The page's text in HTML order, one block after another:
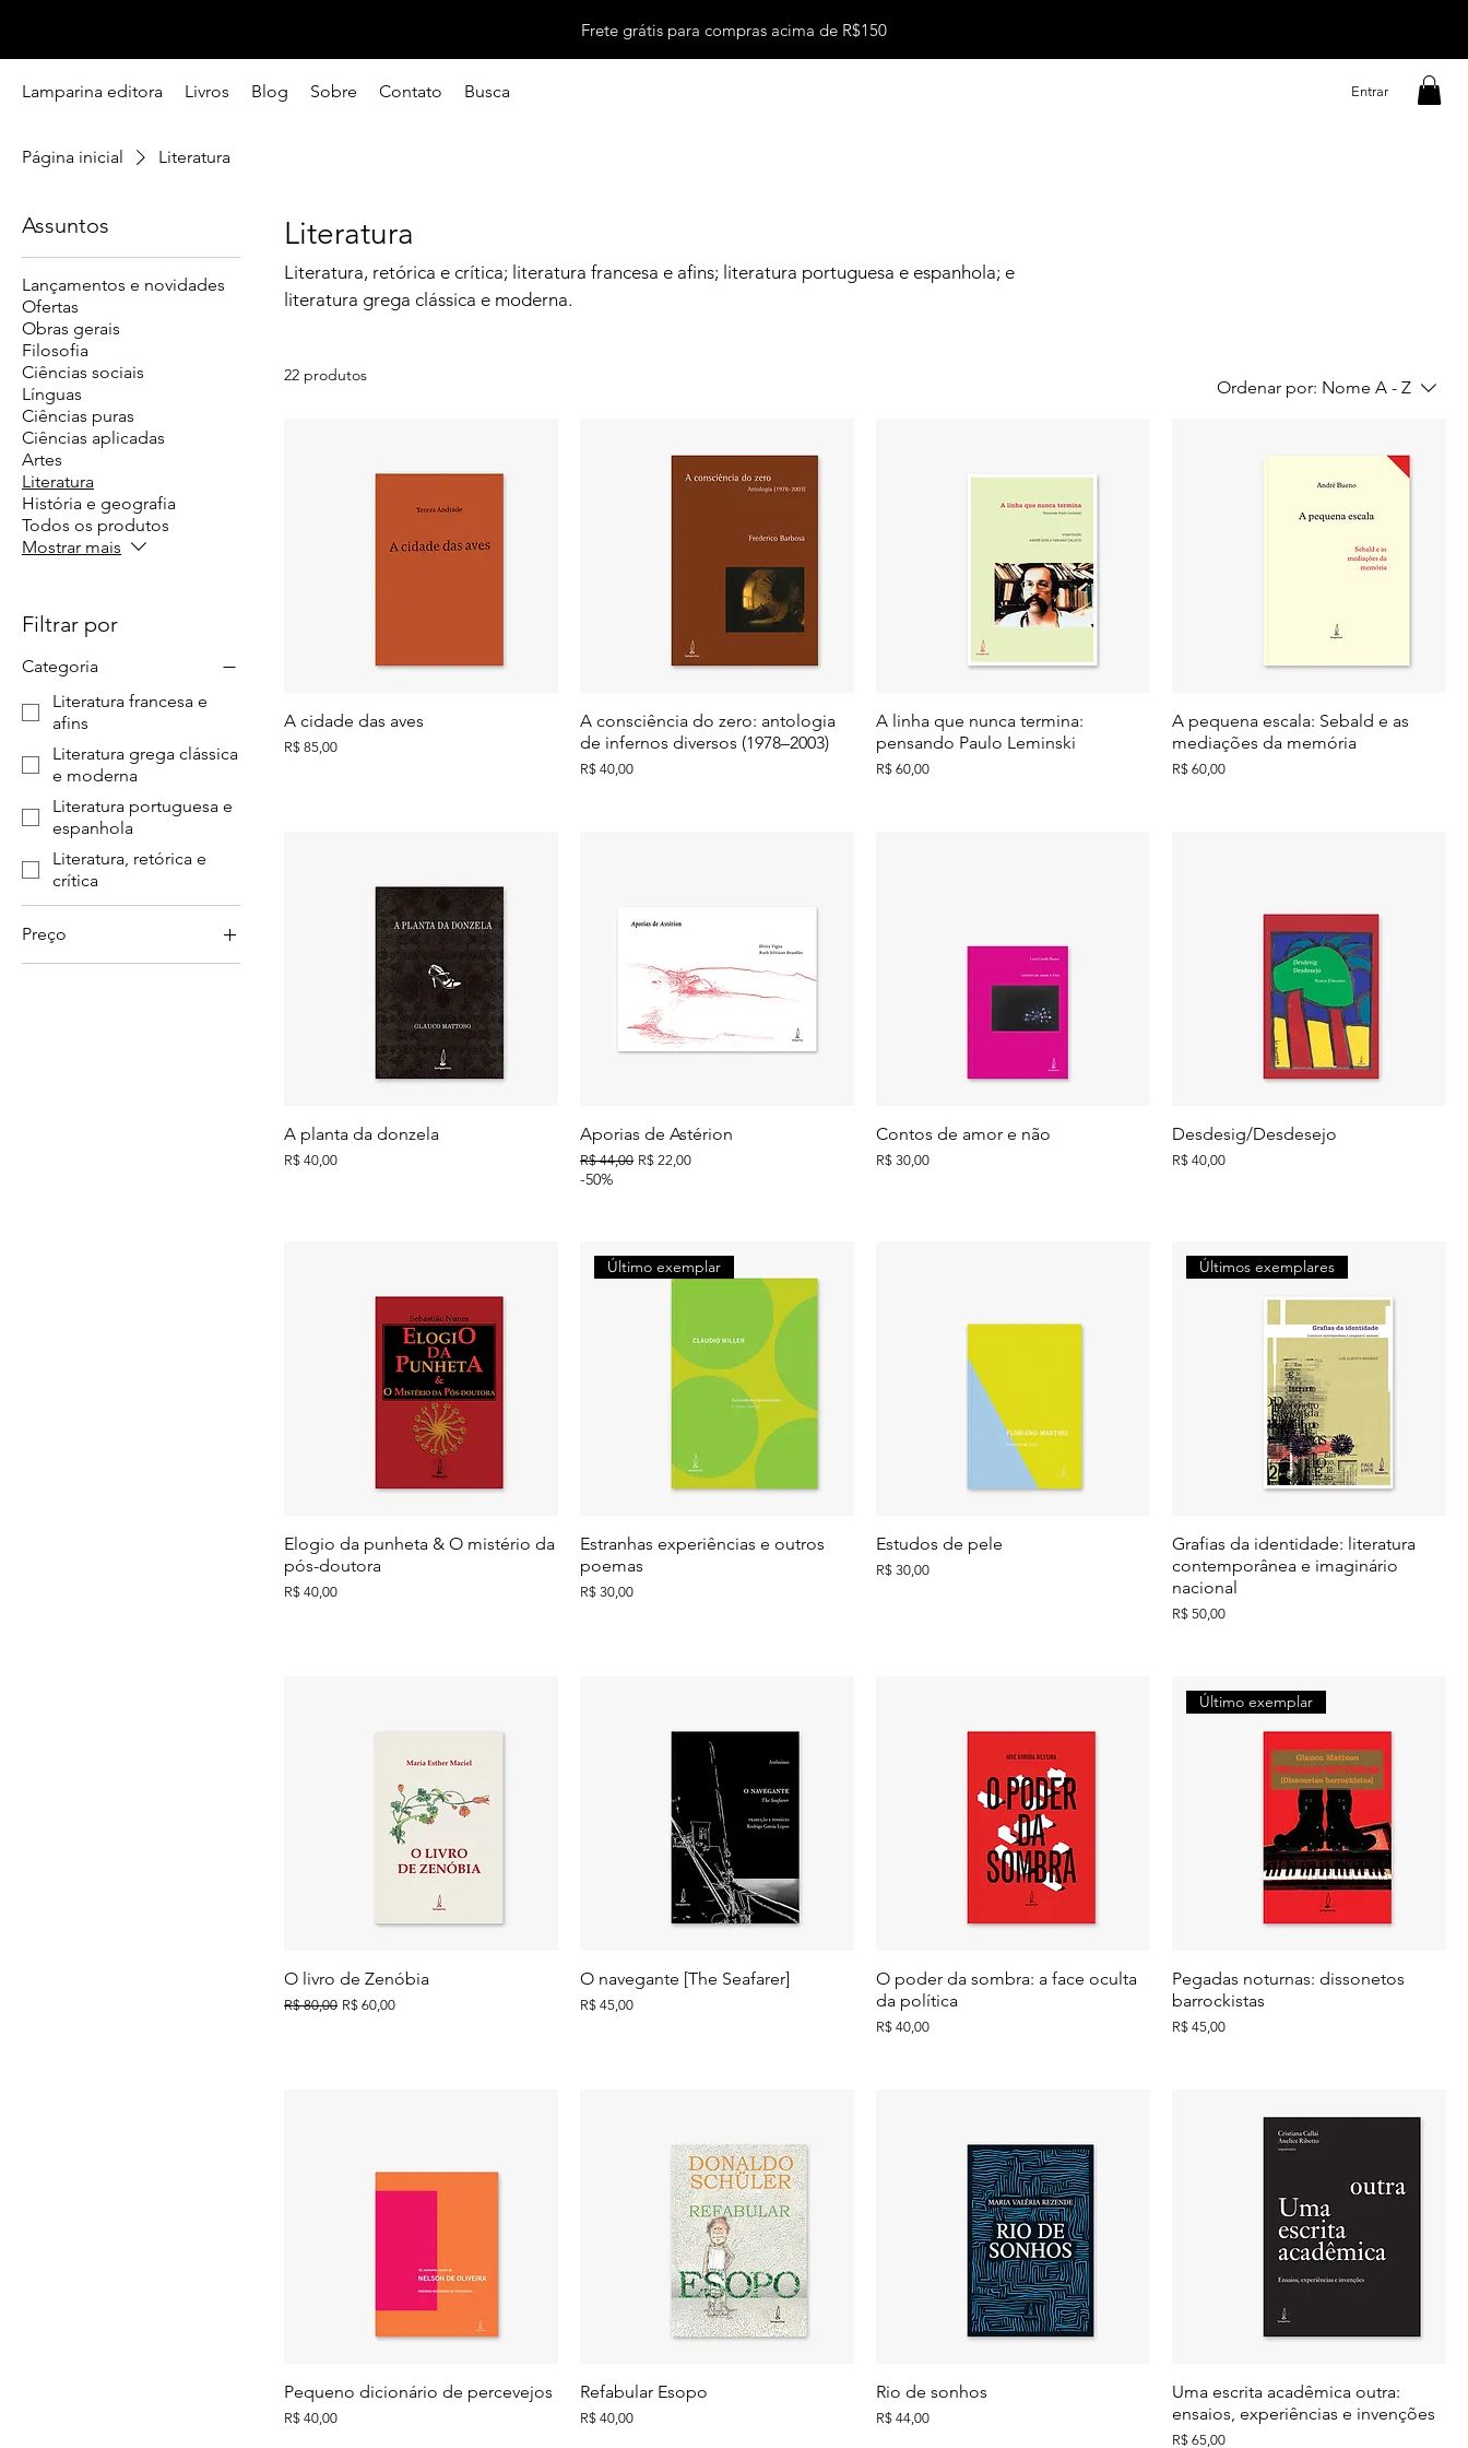
Frete grátis para compras acima de R$150
Lamparina editora Livros Blog Sobre Contato Busca Entrar
Página inicial Literatura
Assuntos
Lançamentos e novidades
Ofertas
Obras gerais
Filosofia
Ciências sociais
Línguas
Ciências puras
Ciências aplicadas
Artes
Literatura
História e geografia
Todos os produtos
Mostrar mais
Filtrar por
Categoria
Literatura francesa e
afins
Literatura grega clássica
e moderna
Literatura portuguesa e
espanhola
Literatura, retórica e
crítica
Preço
Literatura
Literatura, retórica e crítica; literatura francesa e afins; literatura portuguesa e espanhola; e
literatura grega clássica e moderna.
22 produtos
Ordenar por: Nome A - Z
A cidade das aves
Preço
R$ 85,00
A consciência do zero: antologia
de infernos diversos (1978–2003)
Preço
R$ 40,00
A linha que nunca termina:
pensando Paulo Leminski
Preço
R$ 60,00
A pequena escala: Sebald e as
mediações da memória
Preço
R$ 60,00
A planta da donzela
Preço
R$ 40,00
Aporias de Astérion
Preço normal
R$ 44,00 Preço promocional
R$ 22,00
-50%
Contos de amor e não
Preço
R$ 30,00
Desdesig/Desdesejo
Preço
R$ 40,00
Elogio da punheta & O mistério da
pós-doutora
Preço
R$ 40,00
Último exemplar
Estranhas experiências e outros
poemas
Preço
R$ 30,00
Estudos de pele
Preço
R$ 30,00
Últimos exemplares
Grafias da identidade: literatura
contemporânea e imaginário
nacional
Preço
R$ 50,00
O livro de Zenóbia
Preço normal
R$ 80,00 Preço promocional
R$ 60,00
O navegante [The Seafarer]
Preço
R$ 45,00
O poder da sombra: a face oculta
da política
Preço
R$ 40,00
Último exemplar
Pegadas noturnas: dissonetos
barrockistas
Preço
R$ 45,00
Pequeno dicionário de percevejos
Preço
R$ 40,00
Refabular Esopo
Preço
R$ 40,00
Rio de sonhos
Preço
R$ 44,00
Uma escrita acadêmica outra:
ensaios, experiências e invenções
Preço
R$ 65,00